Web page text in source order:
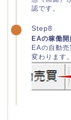
認です。
Step8
EAの稼働開
EAの自動売
変わります。